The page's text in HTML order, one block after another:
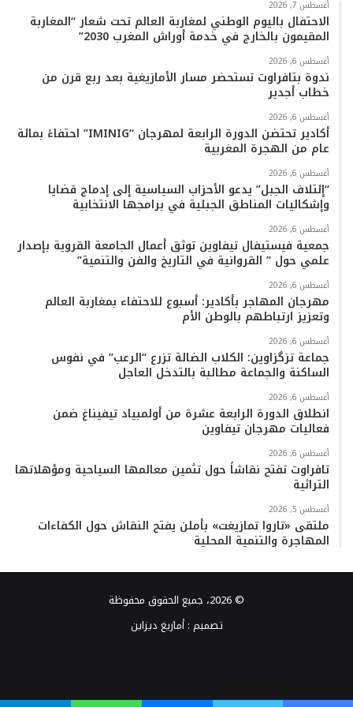
و
ك
ت
ر
ي
و
ب
ت
ق
ر
م
o
k
س
ب
أغسطس 7, 2026
الاحتفال باليوم الوطني لمغاربة العالم تحت شعار “المغاربة
المقيمون بالخارج في خدمة أوراش المغرب 2030”
أغسطس 6, 2026
ندوة بتافراوت تستحضر مسار الأمازيغية بعد ربع قرن من
خطاب أجدير
أغسطس 6, 2026
أكادير تحتضن الدورة الرابعة لمهرجان “IMINIG” احتفاءً بمائة
عام من الهجرة المغربية
أغسطس 6, 2026
“إئتلاف الجبل” يدعو الأحزاب السياسية إلى إدماج قضايا
وإشكاليات المناطق الجبلية في برامجها الانتخابية
أغسطس 6, 2026
جمعية فيستيفال تيفاوين توثق أعمال الجامعة القروية بإصدار
علمي حول ” القروانية في التاريخ والفن والتنمية”
أغسطس 6, 2026
مهرجان المهاجر بأكادير: أسبوع للاحتفاء بمغاربة العالم
وتعزيز ارتباطهم بالوطن الأم
أغسطس 6, 2026
جماعة تزگزاوين: الكلاب الضالة تزرع “الرعب” في نفوس
الساكنة والجماعة مطالبة بالتدخل العاجل
أغسطس 6, 2026
انطلاق الدورة الرابعة عشرة من أولمبياد تيفيناغ ضمن
فعاليات مهرجان تيفاوين
أغسطس 6, 2026
تافراوت تفتح نقاشاً حول تثمين معالمها السياحية ومؤهلاتها
التراثية
أغسطس 5, 2026
ملتقى «تاروا تمازيغت» بأملن يفتح النقاش حول الكفاءات
المهاجرة والتنمية المحلية
© 2026، جميع الحقوق محفوظة
تصميم :أمازيغ ديزاين